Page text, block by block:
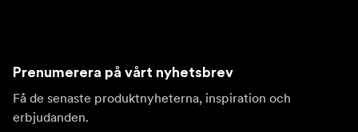
Prenumerera på vårt nyhetsbrev
Få de senaste produktnyheterna, inspiration och
erbjudanden.